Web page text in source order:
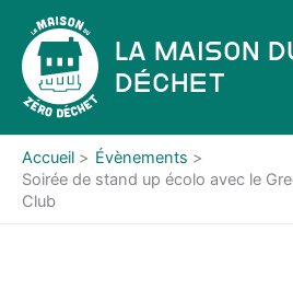
contenu
La Maison
Déchet
Accueil
Évènements
Soirée de stand up écolo avec le
Club